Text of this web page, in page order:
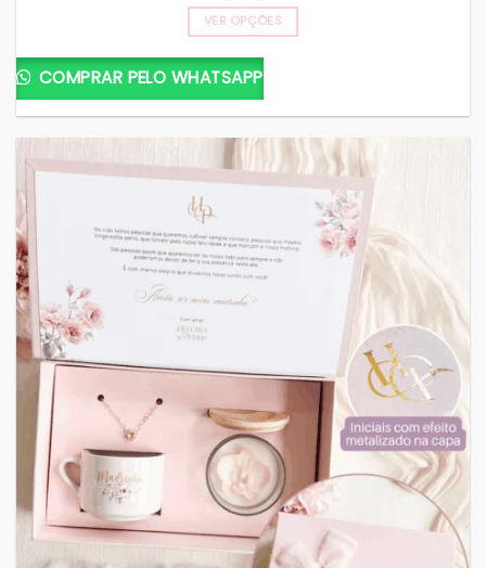
VER OPÇÕES
COMPRAR PELO WHATSAPP